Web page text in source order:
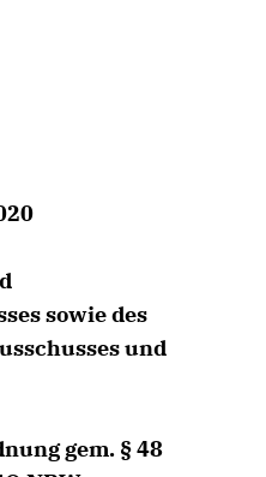
sowie des
und
gem. § 48